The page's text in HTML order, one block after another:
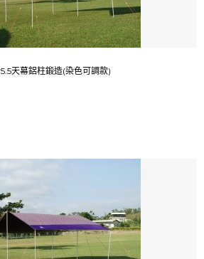
天幕鋁柱鍛造(染色可調款)